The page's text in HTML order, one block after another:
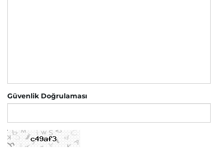
Güvenlik Doğrulaması